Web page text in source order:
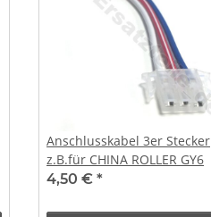
Anschlusskabel 3er Stecker
z.B.für CHINA ROLLER GY6
4,50 € *